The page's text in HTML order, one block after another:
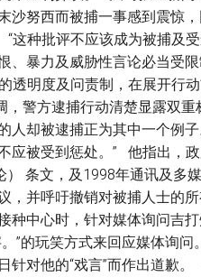
努西而被捕一事感到震惊
这种批评不应该成为被捕及
、暴力及威胁性言论必当受
明度及问责制，在展开行
警方逮捕行动清楚显露双
人却被逮捕正为其中一个例
应被受到惩处。” 他指出，
条文，及1998年通讯及多
，并呼吁撤销对被捕人士的
中心时，针对媒体询问吉
”的玩笑方式来回应媒体询
针对他的“戏言”而作出道歉